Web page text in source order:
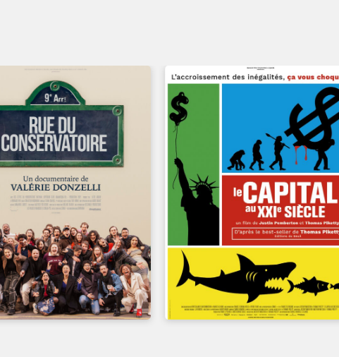
UN FILM DE
VALÉRIE DONZELLI
UN FILM DE
JUSTIN PEMBERTON, THOMAS
PIKETTY